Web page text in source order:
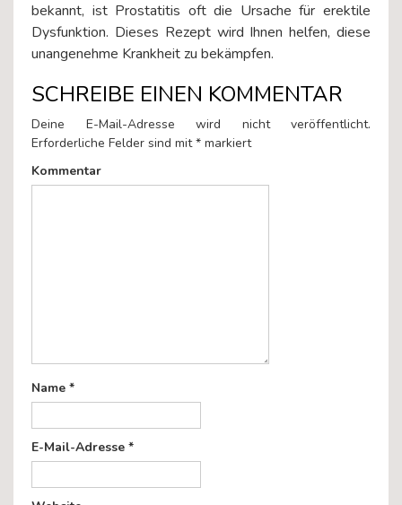
bekannt, ist Prostatitis oft die Ursache für erektile
Dysfunktion. Dieses Rezept wird Ihnen helfen, diese
unangenehme Krankheit zu bekämpfen.
SCHREIBE EINEN KOMMENTAR
Deine E-Mail-Adresse wird nicht veröffentlicht.
Erforderliche Felder sind mit* markiert
Kommentar
Name *
E-Mail-Adresse *